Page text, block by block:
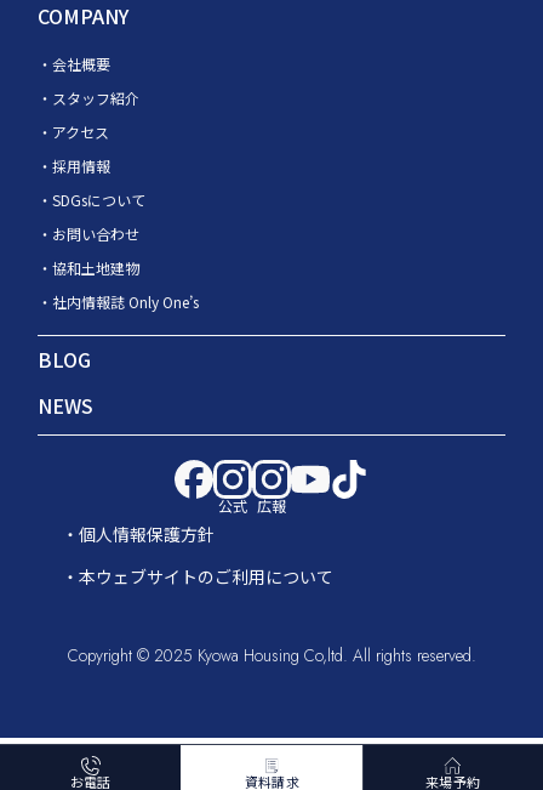
COMPANY
会社概要
スタッフ紹介
アクセス
採用情報
SDGsについて
お問い合わせ
協和土地建物
社内情報誌 Only One’s
BLOG
NEWS
公式 広報
個人情報保護方針
本ウェブサイトのご利用について
Copyright © 2025 Kyowa Housing Co,ltd. All rights reserved.
お電話 資料請求 来場予約